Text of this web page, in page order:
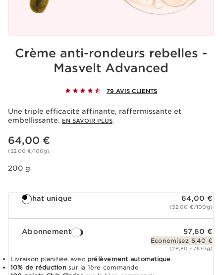
Crème anti-rondeurs rebelles -
Masvelt Advanced
79 AVIS CLIENTS
Une triple efficacité affinante, raffermissante et
embellissante. EN SAVOIR PLUS
Nouveau prix 64,00 €
64,00 €
(32,00 €/100g)
200 g
Achat unique 64,00 €
(32,00 €/100g)
Abonnement 57,60 €
Economisez 6,40 €
(28,80 €/100g)
Livraison planifiée avec prélèvement automatique
10% de réductionsur la 1ère commande